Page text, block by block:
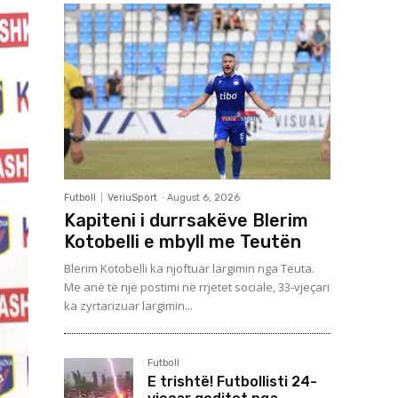
Futboll VeriuSport - August 6, 2026
Kapiteni i durrsakëve Blerim
Kotobelli e mbyll me Teutën
Blerim Kotobelli ka njoftuar largimin nga Teuta.
Me anë të një postimi në rrjetet sociale, 33-vjeçari
ka zyrtarizuar largimin...
Futboll
E trishtë! Futbollisti 24-